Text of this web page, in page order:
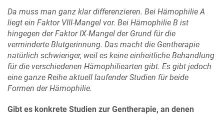
Da muss man ganz klar differenzieren. Bei Hämophilie A
liegt ein Faktor VIII-Mangel vor. Bei Hämophilie B ist
hingegen der Faktor IX-Mangel der Grund für die
verminderte Blutgerinnung. Das macht die Gentherapie
natürlich schwieriger, weil es keine einheitliche Behandlung
für die verschiedenen Hämophiliearten gibt. Es gibt jedoch
eine ganze Reihe aktuell laufender Studien für beide
Formen der Hämophilie.
Gibt es konkrete Studien zur Gentherapie, an denen